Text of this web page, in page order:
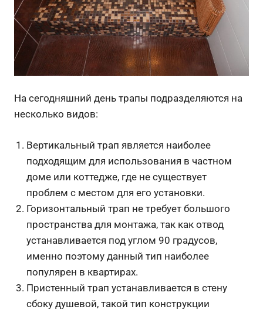
На сегодняшний день трапы подразделяются на
несколько видов:
Вертикальный трап является наиболее
подходящим для использования в частном
доме или коттедже, где не существует
проблем с местом для его установки.
Горизонтальный трап не требует большого
пространства для монтажа, так как отвод
устанавливается под углом 90 градусов,
именно поэтому данный тип наиболее
популярен в квартирах.
Пристенный трап устанавливается в стену
сбоку душевой, такой тип конструкции